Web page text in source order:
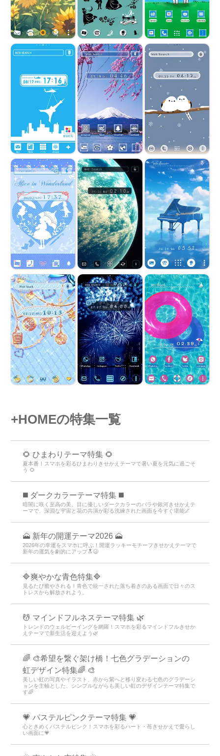
+HOMEの特集一覧
🌻 ひまわりテーマ特集 🌻
夏本番！スマホを彩るひまわりきせかえテーマで暑い夏を元気に過ごそ
う 🌻
️◼️ ダークカラーテーマ特集️ ◼️
暗闇に咲く至高の美。目に優しいダークカラーのバラや銀河きせかえテ
ーマで、深淵な宇宙と花の共演が彩る洗練された画面を今すぐ堪能🌌
🗻 新年の開運テーマ2026 🗻
2026年の幸運をスマホに呼ぶ！開運ラッキーモチーフきせかえテーマで
新年の運気を劇的にアップ🔝😆
🔷爽やかな青色特集🔷
見るたび癒やされる！青色で統一された落ち着きのある画面で日々のス
トレスから解放されよう。
💆 マインドフルネステーマ特集 🌿
トレンドのウェルビーイングを網羅！スマホを彩るマインドフルきせか
えテーマで新生活を迎えよう🌿
🌈 🎨希望を繋ぐ架け橋！七色グラデーションの
虹デザイン特集🌈 🎨
美しい虹の写真やイラスト、赤から紫へと移り変わる七色のグラデーシ
ョンを主軸とした、シンプルながらも美しい虹のデザインテーマ特集で
す🌈
💗 パステルピンクテーマ特集 💗
心ときめくパステルピンク！スマホを彩るハート・苺きせかえで愛らし
い画面に💗